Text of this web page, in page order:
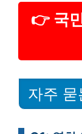
👉 국
자주 묻